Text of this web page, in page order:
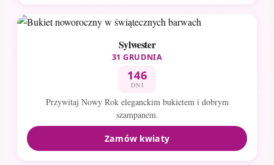
Sylwester
31 GRUDNIA
146
DNI
Przywitaj Nowy Rok eleganckim bukietem i dobrym
szampanem.
Zamów kwiaty